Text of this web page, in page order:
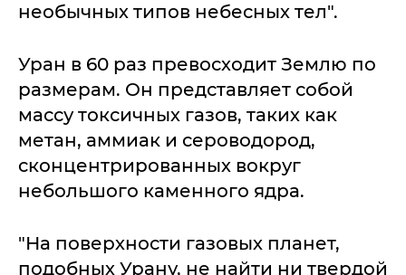
необычных типов небесных тел".
Уран в 60 раз превосходит Землю по
размерам. Он представляет собой
массу токсичных газов, таких как
метан, аммиак и сероводород,
сконцентрированных вокруг
небольшого каменного ядра.
"На поверхности газовых планет,
подобных Урану, не найти ни твердой